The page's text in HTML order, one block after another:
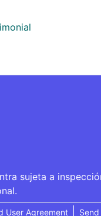
sujeta a
User Agreement